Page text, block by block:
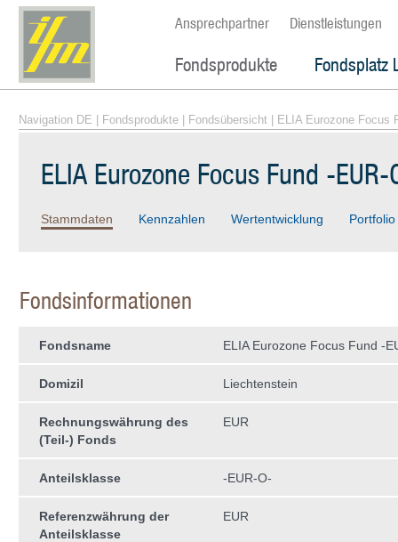
Ansprechpartner Dienstleistungen
Fondsprodukte Fondsplatz
Navigation DE Fondsprodukte Fondsübersicht | ELIA Eurozone Focus
ELIA Eurozone Focus Fund -EUR-
Stammdaten Kennzahlen Wertentwicklung Portfolio
Fondsinformationen
Fondsname ELIA Eurozone Focus Fund -
Domizil Liechtenstein
Rechnungswährung des
(Teil-) Fonds
EUR
Anteilsklasse -EUR-O-
Referenzwährung der
Anteilsklasse
EUR